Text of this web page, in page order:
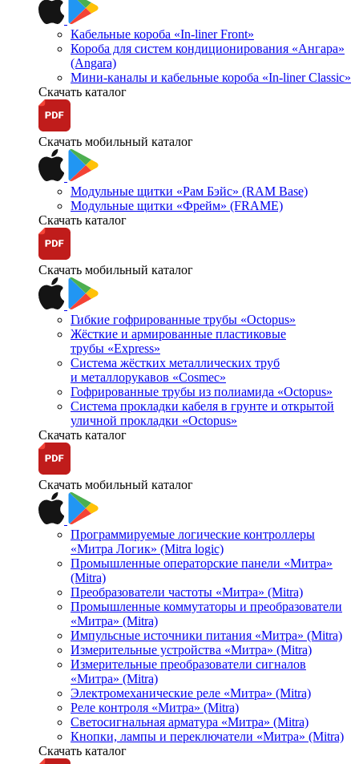
Кабельные короба «In-liner Front»
Короба для систем кондиционирования «Ангара»
(Angara)
Мини-каналы и кабельные короба «In-liner Classic»
Скачать каталог
Скачать мобильный каталог
Модульные щитки «Рам Бэйс» (RAM Base)
Модульные щитки «Фрейм» (FRAME)
Скачать каталог
Скачать мобильный каталог
Гибкие гофрированные трубы «Octopus»
Жёсткие и армированные пластиковые
трубы «Express»
Система жёстких металлических труб
и металлорукавов «Cosmec»
Гофрированные трубы из полиамида «Octopus»
Система прокладки кабеля в грунте и открытой
уличной прокладки «Octopus»
Скачать каталог
Скачать мобильный каталог
Программируемые логические контроллеры
«Митра Логик» (Mitra logic)
Промышленные операторские панели «Митра»
(Mitra)
Преобразователи частоты «Митра» (Mitra)
Промышленные коммутаторы и преобразователи
«Митра» (Mitra)
Импульсные источники питания «Митра» (Mitra)
Измерительные устройства «Митра» (Mitra)
Измерительные преобразователи сигналов
«Митра» (Mitra)
Электромеханические реле «Митра» (Mitra)
Реле контроля «Митра» (Mitra)
Светосигнальная арматура «Митра» (Mitra)
Кнопки, лампы и переключатели «Митра» (Mitra)
Скачать каталог